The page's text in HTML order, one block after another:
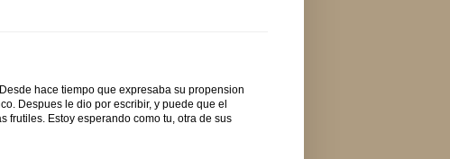
hace tiempo que expresaba su propension
Despues le dio por escribir, y puede que el
frutiles. Estoy esperando como tu, otra de sus